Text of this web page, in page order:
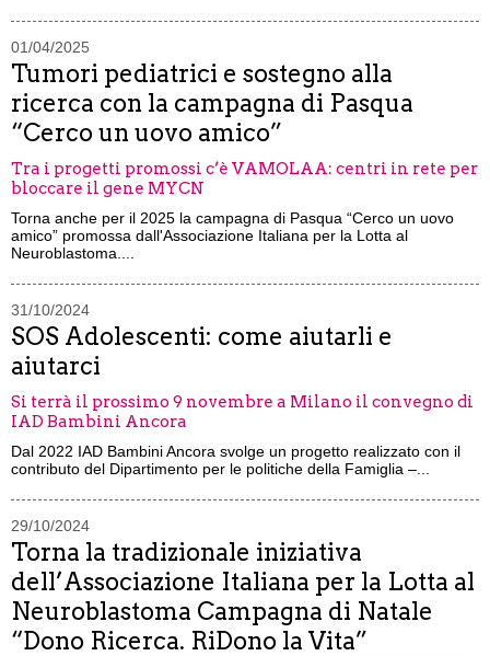
01/04/2025
Tumori pediatrici e sostegno alla
ricerca con la campagna di Pasqua
“Cerco un uovo amico”
Tra i progetti promossi c’è VAMOLAA: centri in rete per
bloccare il gene MYCN
Torna anche per il 2025 la campagna di Pasqua “Cerco un uovo
amico” promossa dall'Associazione Italiana per la Lotta al
Neuroblastoma....
31/10/2024
SOS Adolescenti: come aiutarli e
aiutarci
Si terrà il prossimo 9 novembre a Milano il convegno di
IAD Bambini Ancora
Dal 2022 IAD Bambini Ancora svolge un progetto realizzato con il
contributo del Dipartimento per le politiche della Famiglia –...
29/10/2024
Torna la tradizionale iniziativa
dell’Associazione Italiana per la Lotta al
Neuroblastoma Campagna di Natale
“Dono Ricerca. RiDono la Vita”